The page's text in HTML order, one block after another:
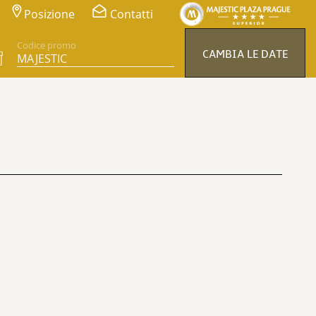
Posizione Contatti
Codice promo
CAMBIA LE DATE